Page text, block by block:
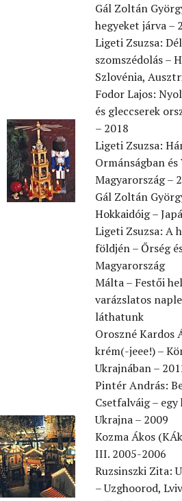
Gál Zoltán
hegyeket járva –
Ligeti Zsuzsa:
szomszédolás –
Szlovénia,
Fodor Lajos:
és gleccserek
– 2018
Ligeti Zsuzsa:
Ormánságban
Magyarország –
Gál Zoltán
Hokkaidóig –
Ligeti Zsuzsa: A
földjén – Őrség
Magyarország
Málta – Festői
varázslatos
láthatunk
Oroszné Kardos
krém(-jeee!) –
Ukrajnában –
Pintér András:
Csetfalváig –
Ukrajna – 2009
Kozma Ákos
III. 2005-2006
Ruzsinszki Zita:
– Uzghoorod,